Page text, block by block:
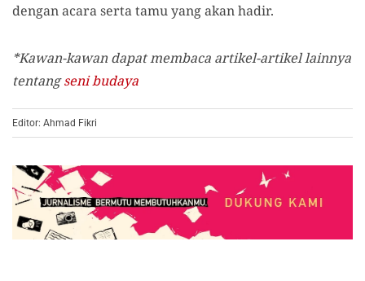
dengan acara serta tamu yang akan hadir.
*Kawan-kawan dapat membaca artikel-artikel lainnya
tentangseni budaya
Editor: Ahmad Fikri